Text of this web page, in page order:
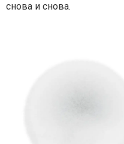
снова и снова.